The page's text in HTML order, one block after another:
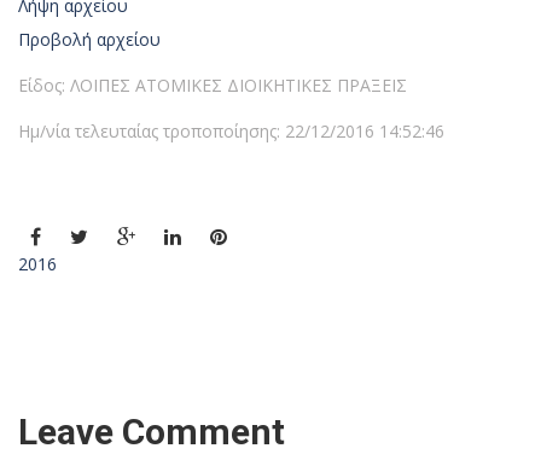
Λήψη αρχείου
Προβολή αρχείου
Είδος: ΛΟΙΠΕΣ ΑΤΟΜΙΚΕΣ ΔΙΟΙΚΗΤΙΚΕΣ ΠΡΑΞΕΙΣ
Ημ/νία τελευταίας τροποποίησης: 22/12/2016 14:52:46
2016
Leave Comment